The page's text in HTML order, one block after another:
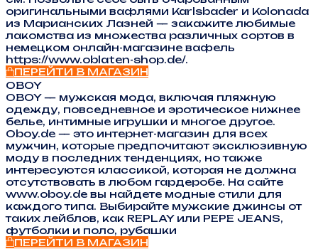
оригинальными вафлями Karlsbader и Kolonada
из Марианских Лазней — закажите любимые
лакомства из множества различных сортов в
немецком онлайн-магазине вафель
https://www.oblaten-shop.de/.
ПЕРЕЙТИ В МАГАЗИН
OBOY
OBOY — мужская мода, включая пляжную
одежду, повседневное и эротическое нижнее
белье, интимные игрушки и многое другое.
Oboy.de — это интернет-магазин для всех
мужчин, которые предпочитают эксклюзивную
моду в последних тенденциях, но также
интересуются классикой, которая не должна
отсутствовать в любом гардеробе. На сайте
www.oboy.de вы найдете модные стили для
каждого типа. Выбирайте мужские джинсы от
таких лейблов, как REPLAY или PEPE JEANS,
футболки и поло, рубашки
ПЕРЕЙТИ В МАГАЗИН